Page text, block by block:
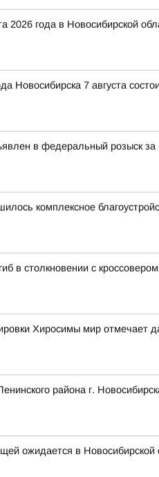
2026 года в Новосибирской
Новосибирска 7 августа
в федеральный розыск за
комплексное
в столкновении с
Хиросимы мир отмечает
района г.
ожидается в Новосибирской